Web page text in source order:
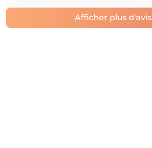
Afficher plus d'avis